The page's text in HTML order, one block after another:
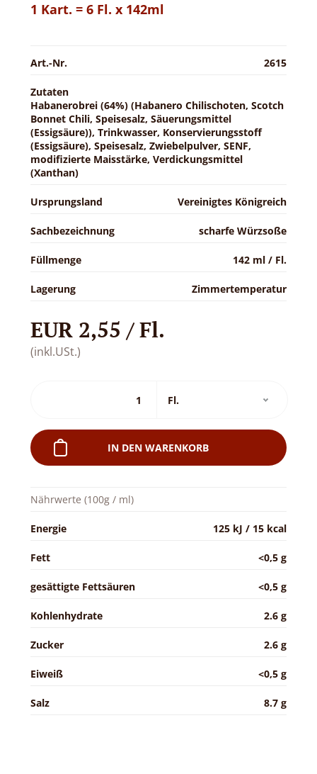
1 Kart. = 6 Fl. x 142ml
Art.-Nr. 2615
Zutaten
Habanerobrei (64%) (Habanero Chilischoten, Scotch
Bonnet Chili, Speisesalz, Säuerungsmittel
(Essigsäure)), Trinkwasser, Konservierungsstoff
(Essigsäure), Speisesalz, Zwiebelpulver, SENF,
modifizierte Maisstärke, Verdickungsmittel
(Xanthan)
Ursprungsland Vereinigtes Königreich
Sachbezeichnung scharfe Würzsoße
Füllmenge 142 ml / Fl.
Lagerung Zimmertemperatur
EUR 2,55 / Fl.
(inkl.USt.)
IN DEN WARENKORB
Nährwerte (100g / ml)
Energie 125 kJ / 15 kcal
Fett <0,5 g
gesättigte Fettsäuren <0,5 g
Kohlenhydrate 2.6 g
Zucker 2.6 g
Eiweiß <0,5 g
Salz 8.7 g